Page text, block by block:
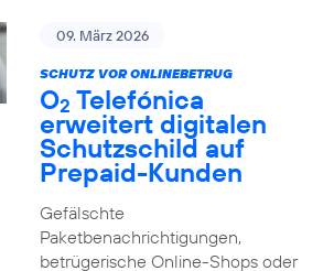
09. März 2026
SCHUTZ VOR ONLINEBETRUG
O2 Telefónica
erweitert digitalen
Schutzschild auf
Prepaid-Kunden
Gefälschte
Paketbenachrichtigungen,
betrügerische Online-Shops oder